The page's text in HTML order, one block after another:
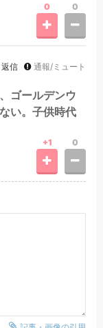
0 0
返信 通報/ミュート
ゴールデンウ
い。子供時代
+1 0